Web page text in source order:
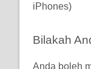
iPhones)
Bilakah
Anda boleh